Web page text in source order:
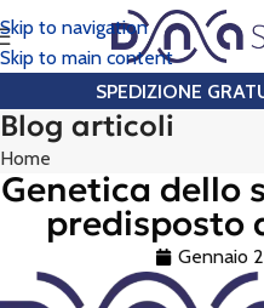
Skip to navigation
Skip to main content
SPEDIZIONE
Blog articoli
Home
Genetica dello
predisposto
Gennaio